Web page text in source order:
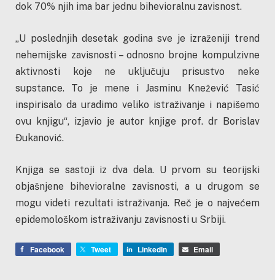
dok 70% njih ima bar jednu bihevioralnu zavisnost.
„U poslednjih desetak godina sve je izraženiji trend
nehemijske zavisnosti – odnosno brojne kompulzivne
aktivnosti koje ne uključuju prisustvo neke
supstance. To je mene i Jasminu Knežević Tasić
inspirisalo da uradimo veliko istraživanje i napišemo
ovu knjigu“, izjavio je autor knjige prof. dr Borislav
Đukanović.
Knjiga se sastoji iz dva dela. U prvom su teorijski
objašnjene bihevioralne zavisnosti, a u drugom se
mogu videti rezultati istraživanja. Reč je o najvećem
epidemološkom istraživanju zavisnosti u Srbiji.
Facebook Tweet LinkedIn Email